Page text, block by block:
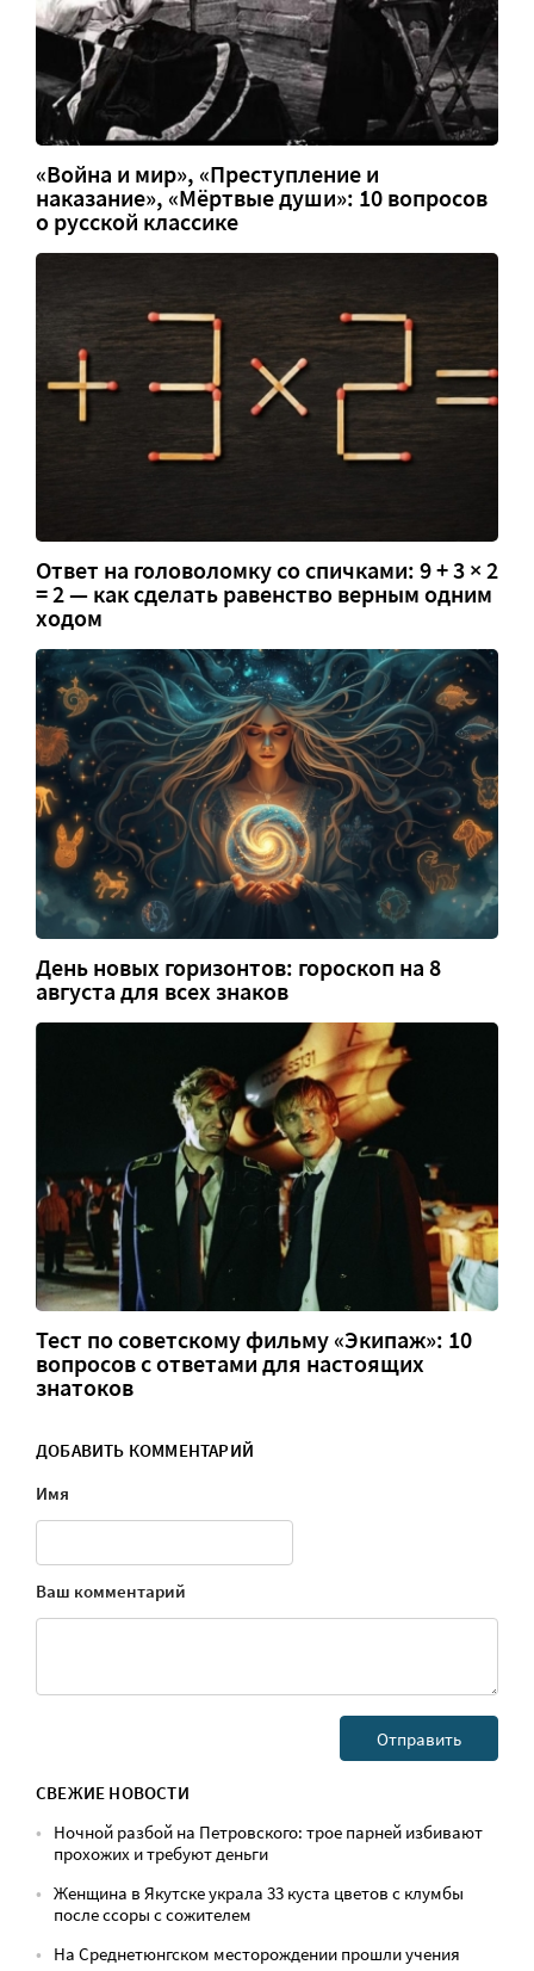
«Война и мир», «Преступление и
наказание», «Мёртвые души»: 10 вопросов
о русской классике
Ответ на головоломку со спичками: 9 + 3 × 2
= 2 — как сделать равенство верным одним
ходом
День новых горизонтов: гороскоп на 8
августа для всех знаков
Тест по советскому фильму «Экипаж»: 10
вопросов с ответами для настоящих
знатоков
ДОБАВИТЬ КОММЕНТАРИЙ
Имя
Ваш комментарий
СВЕЖИЕ НОВОСТИ
Ночной разбой на Петровского: трое парней избивают
прохожих и требуют деньги
Женщина в Якутске украла 33 куста цветов с клумбы
после ссоры с сожителем
На Среднетюнгском месторождении прошли учения